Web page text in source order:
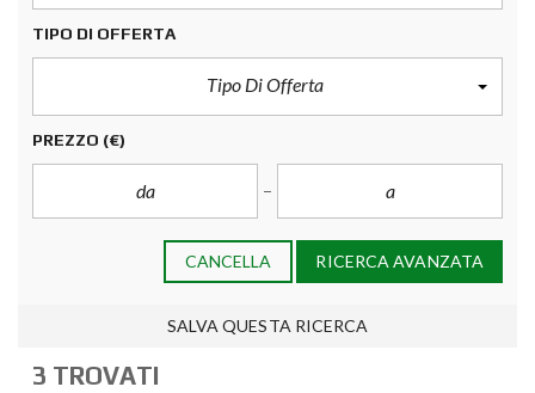
TIPO DI OFFERTA
Tipo Di Offerta
PREZZO (€)
CANCELLA RICERCA AVANZATA
SALVA QUESTA RICERCA
3 TROVATI